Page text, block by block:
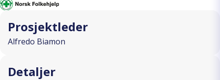
Prosjektleder
Alfredo Biamon
Detaljer